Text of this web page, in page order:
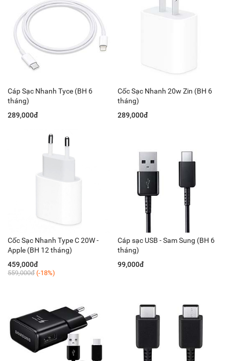
Cáp Sạc Nhanh Tyce (BH 6
tháng)
289,000đ
Cốc Sạc Nhanh 20w Zin (BH 6
tháng)
289,000đ
Cốc Sạc Nhanh Type C 20W -
Apple (BH 12 tháng)
459,000đ
559,000đ (-18%)
Cáp sạc USB - Sam Sung (BH 6
tháng)
99,000đ